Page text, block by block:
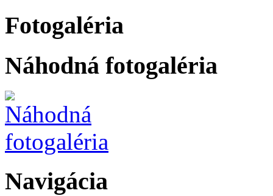
Fotogaléria
Náhodná fotogaléria
Navigácia